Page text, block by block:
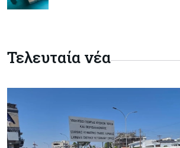
ενώνουν τις δυνάμεις τους σε
Τεχνητή Νοημοσύνη: Η
Qwen3.8-Max με
προγραμματισμού
Τελευταία νέα